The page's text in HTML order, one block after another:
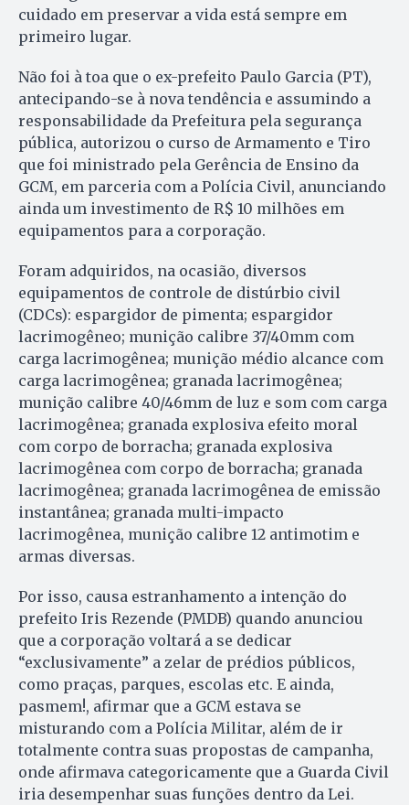
cuidado em preservar a vida está sempre em
primeiro lugar.
Não foi à toa que o ex-prefeito Paulo Garcia (PT),
antecipando-se à nova tendência e assumindo a
responsabilidade da Prefeitura pela segurança
pública, autorizou o curso de Armamento e Tiro
que foi ministrado pela Gerência de Ensino da
GCM, em parceria com a Polícia Civil, anunciando
ainda um investimento de R$ 10 milhões em
equipamentos para a corporação.
Foram adquiridos, na ocasião, diversos
equipamentos de controle de distúrbio civil
(CDCs): espargidor de pimenta; espargidor
lacrimogêneo; munição calibre 37/40mm com
carga lacrimogênea; munição médio alcance com
carga lacrimogênea; granada lacrimogênea;
munição calibre 40/46mm de luz e som com carga
lacrimogênea; granada explosiva efeito moral
com corpo de borracha; granada explosiva
lacrimogênea com corpo de borracha; granada
lacrimogênea; granada lacrimogênea de emissão
instantânea; granada multi-impacto
lacrimogênea, munição calibre 12 antimotim e
armas diversas.
Por isso, causa estranhamento a intenção do
prefeito Iris Rezende (PMDB) quando anunciou
que a corporação voltará a se dedicar
“exclusivamente” a zelar de prédios públicos,
como praças, parques, escolas etc. E ainda,
pasmem!, afirmar que a GCM estava se
misturando com a Polícia Militar, além de ir
totalmente contra suas propostas de campanha,
onde afirmava categoricamente que a Guarda Civil
iria desempenhar suas funções dentro da Lei.